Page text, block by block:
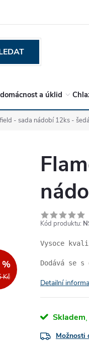
-jak zboží vrátit?
a úklid
- sada nádobí 12ks - šedá
Kč
Kód produktu:
Vysoce
Dodává se
Detailní
Skladem
Možnosti